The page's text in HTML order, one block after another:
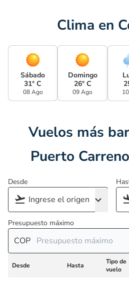
Clima en
Sábado
31° C
08 Ago
Domingo
26° C
09 Ago
Vuelos más
Puerto
Desde
Presupuesto máximo
COP
Desde Hasta
Tipo de
vuelo